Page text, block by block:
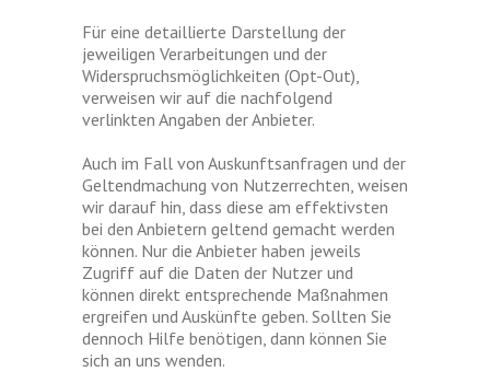
Für eine detaillierte Darstellung der
jeweiligen Verarbeitungen und der
Widerspruchsmöglichkeiten (Opt-Out),
verweisen wir auf die nachfolgend
verlinkten Angaben der Anbieter.
Auch im Fall von Auskunftsanfragen und der
Geltendmachung von Nutzerrechten, weisen
wir darauf hin, dass diese am effektivsten
bei den Anbietern geltend gemacht werden
können. Nur die Anbieter haben jeweils
Zugriff auf die Daten der Nutzer und
können direkt entsprechende Maßnahmen
ergreifen und Auskünfte geben. Sollten Sie
dennoch Hilfe benötigen, dann können Sie
sich an uns wenden.